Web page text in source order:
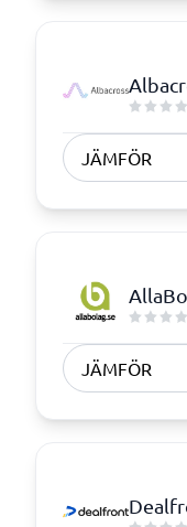
JÄMFÖR
JÄMFÖR